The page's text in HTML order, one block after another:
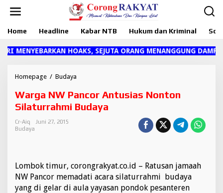
Home Headline Kabar NTB Hukum dan Kriminal
HOAKS, SEJUTA ORANG MENANGGUNG
Homepage / Budaya
r
g
a
c
o
r
Warga NW Pancor Antusias Nonton
Silaturrahmi Budaya
Cr-Aiq
Juni 27, 2015
Budaya
Lombok timur, corongrakyat.co.id – Ratusan jamaah
NW Pancor memadati acara silaturrahmi budaya
yang di gelar di aula yayasan pondok pesanteren